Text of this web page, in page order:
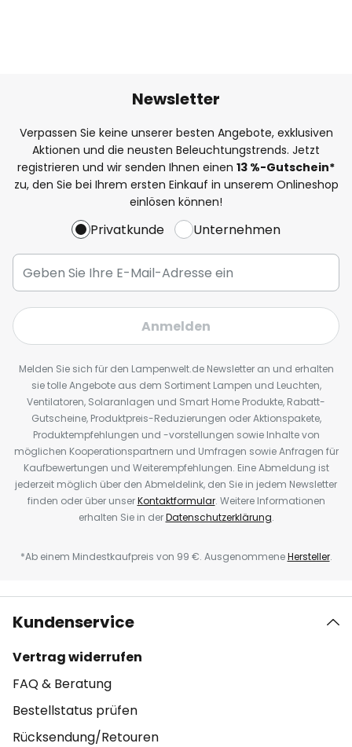
Newsletter
Verpassen Sie keine unserer besten Angebote, exklusiven
Aktionen und die neusten Beleuchtungstrends. Jetzt
registrieren und wir senden Ihnen einen 13 %-Gutschein*
zu, den Sie bei Ihrem ersten Einkauf in unserem Onlineshop
einlösen können!
Privatkunde Unternehmen
Anmelden
Melden Sie sich für den Lampenwelt.de Newsletter an und erhalten
sie tolle Angebote aus dem Sortiment Lampen und Leuchten,
Ventilatoren, Solaranlagen und Smart Home Produkte, Rabatt-
Gutscheine, Produktpreis-Reduzierungen oder Aktionspakete,
Produktempfehlungen und -vorstellungen sowie Inhalte von
möglichen Kooperationspartnern und Umfragen sowie Anfragen für
Kaufbewertungen und Weiterempfehlungen. Eine Abmeldung ist
jederzeit möglich über den Abmeldelink, den Sie in jedem Newsletter
finden oder über unserKontaktformular. Weitere Informationen
erhalten Sie in derDatenschutzerklärung.
*Ab einem Mindestkaufpreis von 99 €. AusgenommeneHersteller.
Kundenservice
Vertrag widerrufen
FAQ & Beratung
Bestellstatus prüfen
Rücksendung/Retouren